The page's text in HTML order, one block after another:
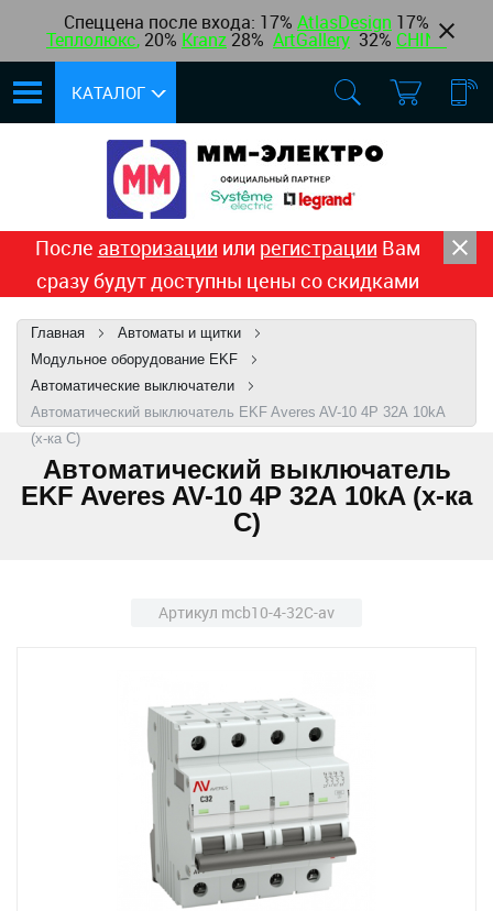
Спеццена после входа: 17% AtlasDesign 17%
Теплолюкс, 20% Kranz 28% ArtGallery 32% CHINT
КАТАЛОГ
После авторизации или регистрации Вам
сразу будут доступны цены со скидками
Главная
Автоматы и щитки
Модульное оборудование EKF
Автоматические выключатели
Автоматический выключатель EKF Averes AV-10 4P 32А 10kA
(х-ка C)
Автоматический выключатель
EKF Averes AV-10 4P 32А 10kA (х-ка
C)
Артикул mcb10-4-32C-av